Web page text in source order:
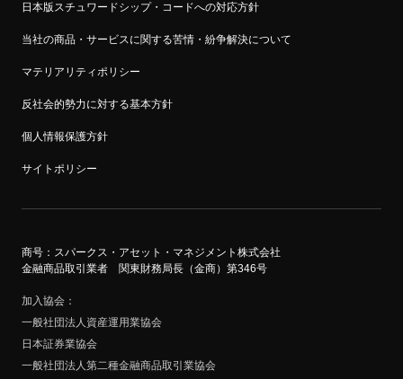
日本版スチュワードシップ・コードへの対応方針
当社の商品・サービスに関する苦情・紛争解決について
マテリアリティポリシー
反社会的勢力に対する基本方針
個人情報保護方針
サイトポリシー
商号：スパークス・アセット・マネジメント株式会社
金融商品取引業者 関東財務局長（金商）第346号
加入協会
一般社団法人資産運用業協会
日本証券業協会
一般社団法人第二種金融商品取引業協会